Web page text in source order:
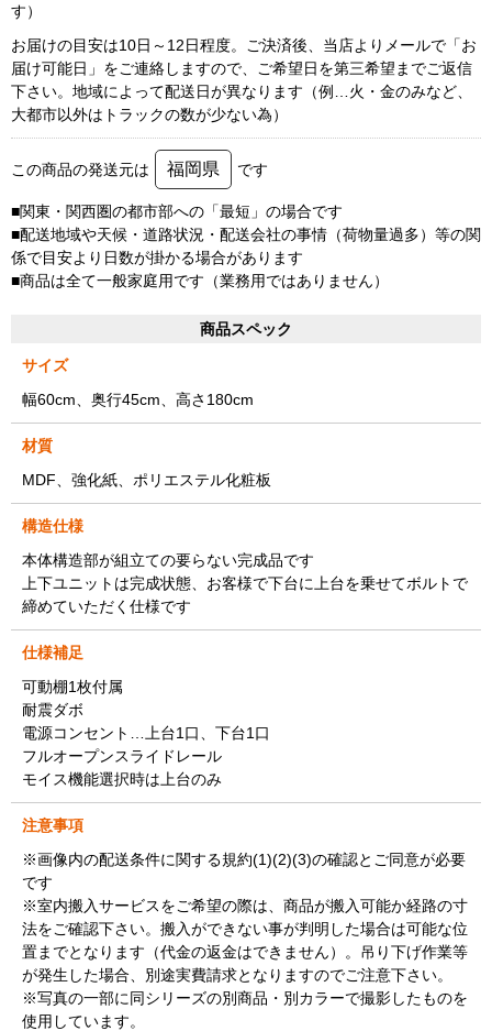
す）
お届けの目安は10日～12日程度。ご決済後、当店よりメールで「お
届け可能日」をご連絡しますので、ご希望日を第三希望までご返信
下さい。地域によって配送日が異なります（例…火・金のみなど、
大都市以外はトラックの数が少ない為）
この商品の発送元は 福岡県 です
■関東・関西圏の都市部への「最短」の場合です
■配送地域や天候・道路状況・配送会社の事情（荷物量過多）等の関
係で目安より日数が掛かる場合があります
■商品は全て一般家庭用です（業務用ではありません）
商品スペック
サイズ
幅60cm、奥行45cm、高さ180cm
材質
MDF、強化紙、ポリエステル化粧板
構造仕様
本体構造部が組立ての要らない完成品です
上下ユニットは完成状態、お客様で下台に上台を乗せてボルトで
締めていただく仕様です
仕様補足
可動棚1枚付属
耐震ダボ
電源コンセント…上台1口、下台1口
フルオープンスライドレール
モイス機能選択時は上台のみ
注意事項
※画像内の配送条件に関する規約(1)(2)(3)の確認とご同意が必要
です
※室内搬入サービスをご希望の際は、商品が搬入可能か経路の寸
法をご確認下さい。搬入ができない事が判明した場合は可能な位
置までとなります（代金の返金はできません）。吊り下げ作業等
が発生した場合、別途実費請求となりますのでご注意下さい。
※写真の一部に同シリーズの別商品・別カラーで撮影したものを
使用しています。